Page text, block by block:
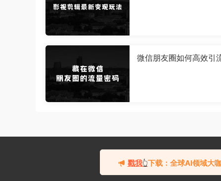
微信朋友圈如何高效引
戳我👆下载：全球AI领域大